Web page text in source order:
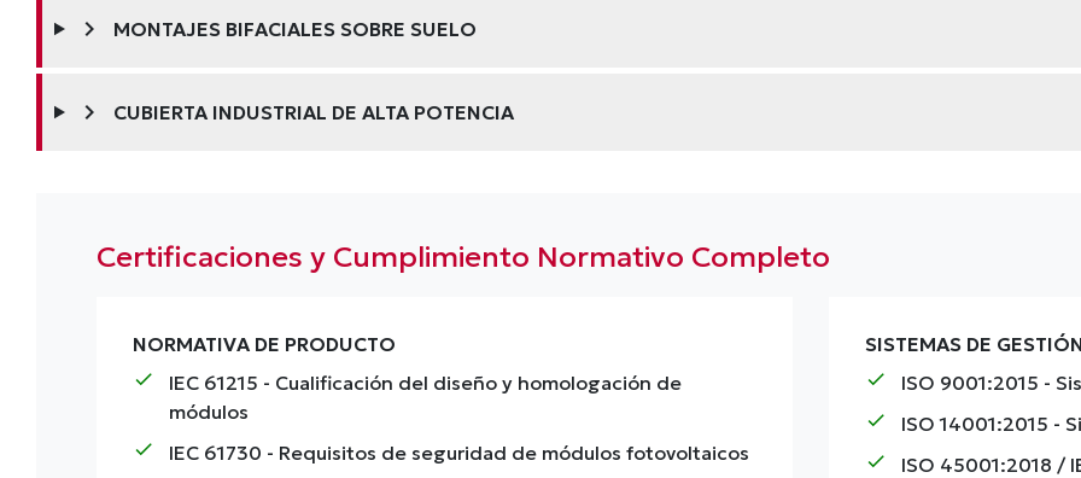
chevron_right MONTAJES BIFACIALES SOBRE SUELO
chevron_right CUBIERTA INDUSTRIAL DE ALTA POTENCIA
Certificaciones y Cumplimiento Normativo Completo
NORMATIVA DE PRODUCTO
check IEC 61215 - Cualificación del diseño y homologación de
módulos
check IEC 61730 - Requisitos de seguridad de módulos fotovoltaicos
SISTEMAS DE
check ISO 9001:2015 -
check ISO 14001:2015 -
check ISO 45001:2018 /